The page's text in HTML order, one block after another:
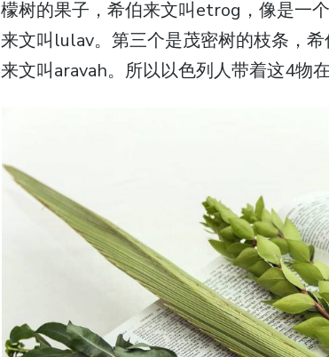
檬树的果子，希伯来文叫etrog，像是一
来文叫lulav。第三个是茂密树的枝条，
来文叫aravah。所以以色列人带着这4物